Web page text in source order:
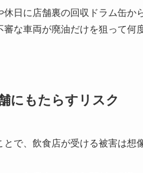
休日に店舗裏の回収ドラム缶か
審な車両が廃油だけを狙って何
にもたらすリスク
とで、飲食店が受ける被害は想